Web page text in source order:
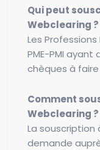
Qui peut
Webclearing ?
Les
PME-PMI
chèques à
Comment
Webclearing ?
La souscription
demande